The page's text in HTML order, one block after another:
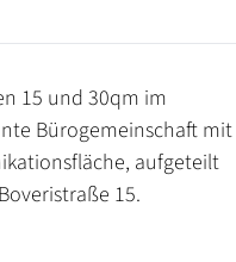
15 und 30qm im
Bürogemeinschaft mit
aufgeteilt
15.